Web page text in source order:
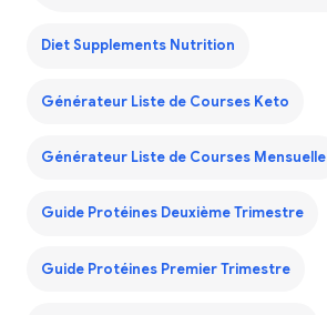
Diet Supplements Nutrition
Générateur Liste de Courses Keto
Générateur Liste de Courses Mensuelle
Guide Protéines Deuxième Trimestre
Guide Protéines Premier Trimestre